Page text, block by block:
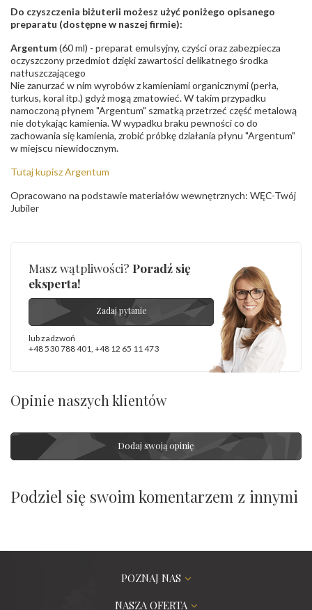
Do czyszczenia biżuterii możesz użyć poniżego opisanego
preparatu (dostępne w naszej firmie):
Argentum(60 ml) - preparat emulsyjny, czyści oraz zabezpiecza
oczyszczony przedmiot dzięki zawartości delikatnego środka
natłuszczającego
Nie zanurzać w nim wyrobów z kamieniami organicznymi (perła,
turkus, koral itp.) gdyż mogą zmatowieć. W takim przypadku
namoczoną płynem "Argentum" szmatką przetrzeć część metalową
nie dotykając kamienia. W wypadku braku pewności co do
zachowania się kamienia, zrobić próbkę działania płynu "Argentum"
w miejscu niewidocznym.
Tutaj kupisz Argentum
Opracowano na podstawie materiałów wewnętrznych: WĘC-Twój
Jubiler
Masz wątpliwości? Poradź się
eksperta!
Zadaj pytanie
lub zadzwoń
+48 530 788 401, +48 12 65 11 473
Opinie naszych klientów
Dodaj swoją opinię
Podziel się swoim komentarzem z innymi
POZNAJ NAS
NASZA OFERTA